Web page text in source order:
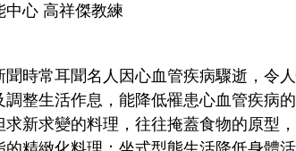
中心 高祥傑教練
聞時常耳聞名人因心血管疾病驟逝，令
調整生活作息，能降低罹患心血管疾病
求新求變的料理，往往掩蓋食物的原型